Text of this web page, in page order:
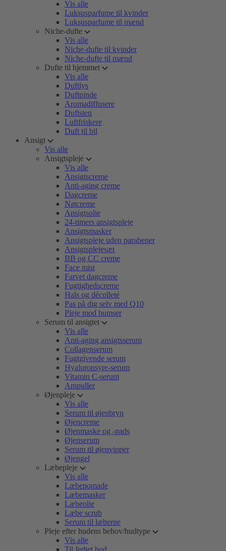
Vis alle
Luksusparfume til kvinder
Luksusparfume til mænd
Niche-dufte
Vis alle
Niche-dufte til kvinder
Niche-dufte til mænd
Dufte til hjemmet
Vis alle
Duftlys
Duftpinde
Aromadiffusere
Duftsten
Luftfriskere
Duft til bil
Ansigt
Vis alle
Ansigtspleje
Vis alle
Ansigtscreme
Anti-aging creme
Dagcreme
Natcreme
Ansigtsolie
24-timers ansigtspleje
Ansigtsmasker
Ansigtspleje uden parabener
Ansigtsplejesæt
BB og CC creme
Face mist
Farvet dagcreme
Fugtighedscreme
Hals og décolleté
Pas på dig selv med Q10
Pleje mod bumser
Serum til ansigtet
Vis alle
Anti-aging ansigtsserum
Collagenserum
Fugtgivende serum
Hyaluronsyre-serum
Vitamin C-serum
Ampuller
Øjenpleje
Vis alle
Serum til øjenbryn
Øjencreme
Øjenmaske og -pads
Øjenserum
Serum til øjenvipper
Øjengel
Læbepleje
Vis alle
Læbepomade
Læbemasker
Læbeolie
Læbe scrub
Serum til læberne
Pleje efter hudens behov/hudtype
Vis alle
Til fedtet hud